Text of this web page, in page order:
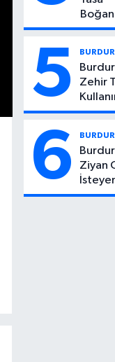
Boğan
Ölüm:
Can
Genç
Yaşta
Yitirdi
5
Zehir
6
Ziyan